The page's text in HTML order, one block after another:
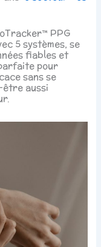
PPG
5 systèmes, se
fiables et
pour
sans se
être aussi